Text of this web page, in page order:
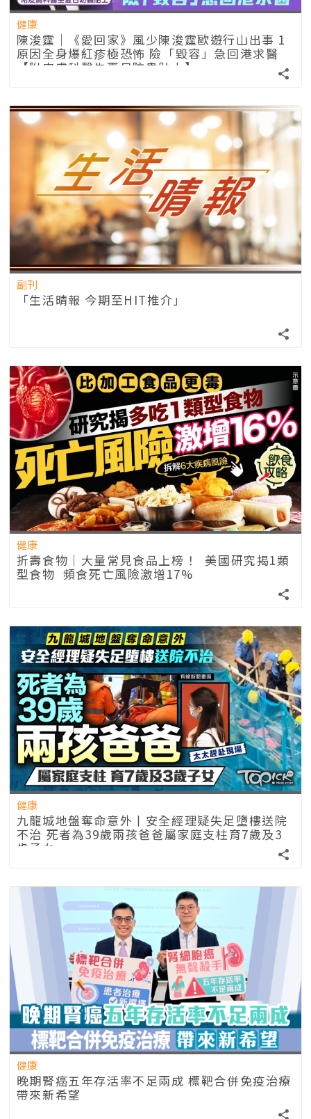
健康
陳浚霆｜《愛回家》風少陳浚霆歐遊行山出事 1
原因全身爆紅疹極恐怖 險「毀容」急回港求醫
【附皮膚科醫生夏日防蟲貼士】
副刊
「生活晴報 今期至HIT推介」
健康
折壽食物｜大量常見食品上榜！ 美國研究揭1類
型食物 頻食死亡風險激增17%
健康
九龍城地盤奪命意外丨安全經理疑失足墮樓送院
不治 死者為39歲兩孩爸爸屬家庭支柱育7歲及3
歲子女
健康
晚期腎癌五年存活率不足兩成 標靶合併免疫治療
帶來新希望